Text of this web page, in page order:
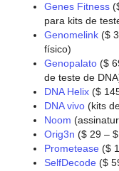
Genes Fitness
para kits de
Genomelink ($
físico)
Genopalato ($
de teste de
DNA Helix ($
DNA vivo (kits
Noom
Orig3n ($ 29 –
Prometease ($
SelfDecode ($